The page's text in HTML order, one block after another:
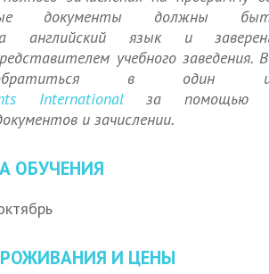
документы должны
английский язык и
учебного заведения.
в один
Internationalза помощью
и зачислении.
ОБУЧЕНИЯ
И ЦЕНЫ